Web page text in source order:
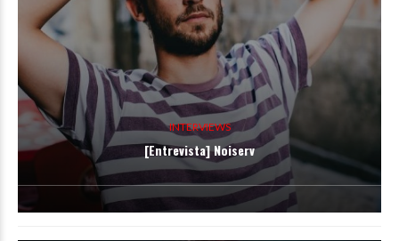
INTERVIEWS
[Entrevista] Noiserv